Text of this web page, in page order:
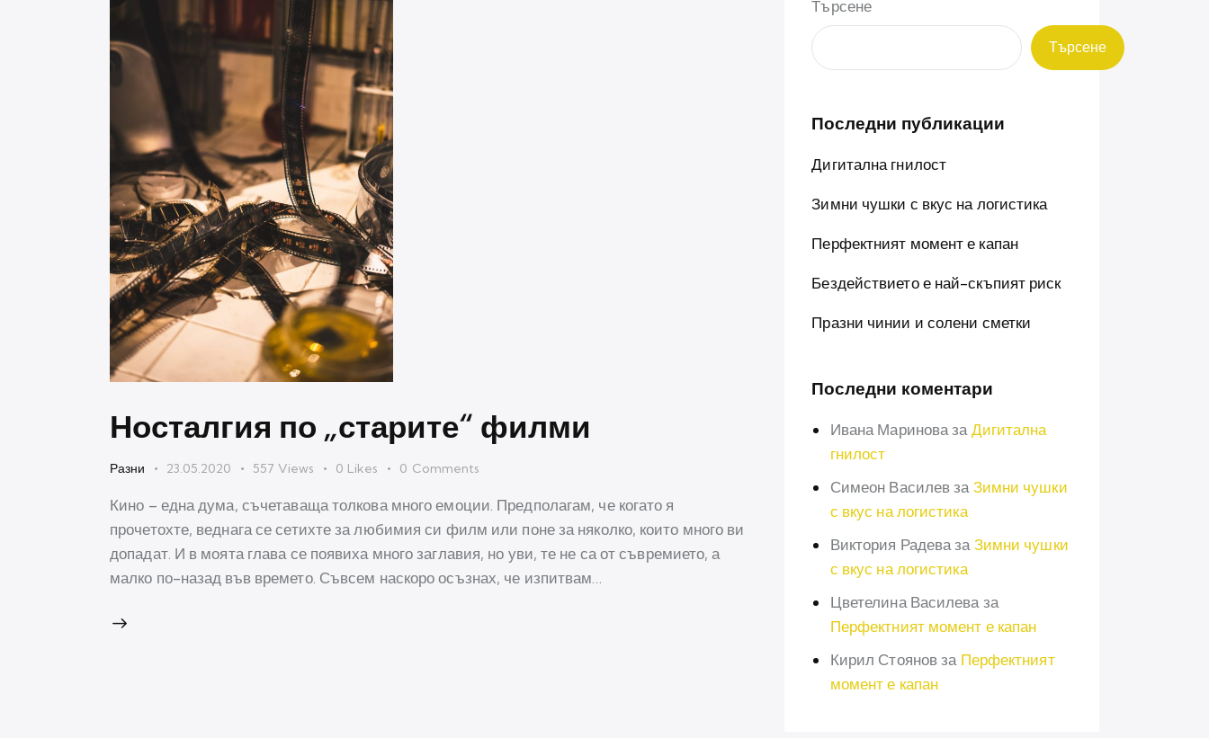
Носталгия по „старите“ филми
Разни 23.05.2020 557 Views 0 Likes 0 Comments
Кино – една дума, съчетаваща толкова много емоции. Предполагам, че когато я
прочетохте, веднага се сетихте за любимия си филм или поне за няколко, които много ви
допадат. И в моята глава се появиха много заглавия, но уви, те не са от съвремието, а
малко по-назад във времето. Съвсем наскоро осъзнах, че изпитвам…
Търсене
Търсене
Последни публикации
Дигитална гнилост
Зимни чушки с вкус на логистика
Перфектният момент е капан
Бездействието е най-скъпият риск
Празни чинии и солени сметки
Последни коментари
Ивана Мариноваза Дигитална
гнилост
Симеон Василевза Зимни чушки
с вкус на логистика
Виктория Радеваза Зимни чушки
с вкус на логистика
Цветелина Василева за
Перфектният момент е капан
Кирил Стояновза Перфектният
момент е капан